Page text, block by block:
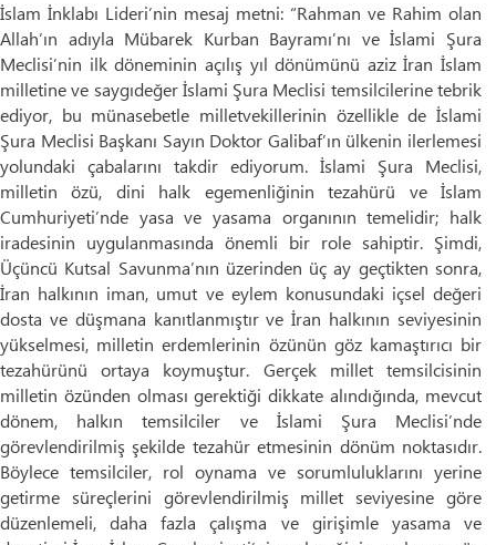
İslam İnklabı Lideri’nin mesaj metni: “Rahman ve Rahim olan
Allah’ın adıyla Mübarek Kurban Bayramı’nı ve İslami Şura
Meclisi’nin ilk döneminin açılış yıl dönümünü aziz İran İslam
milletine ve saygıdeğer İslami Şura Meclisi temsilcilerine tebrik
ediyor, bu münasebetle milletvekillerinin özellikle de İslami
Şura Meclisi Başkanı Sayın Doktor Galibaf’ın ülkenin ilerlemesi
yolundaki çabalarını takdir ediyorum. İslami Şura Meclisi,
milletin özü, dini halk egemenliğinin tezahürü ve İslam
Cumhuriyeti’nde yasa ve yasama organının temelidir; halk
iradesinin uygulanmasında önemli bir role sahiptir. Şimdi,
Üçüncü Kutsal Savunma’nın üzerinden üç ay geçtikten sonra,
İran halkının iman, umut ve eylem konusundaki içsel değeri
dosta ve düşmana kanıtlanmıştır ve İran halkının seviyesinin
yükselmesi, milletin erdemlerinin özünün göz kamaştırıcı bir
tezahürünü ortaya koymuştur. Gerçek millet temsilcisinin
milletin özünden olması gerektiği dikkate alındığında, mevcut
dönem, halkın temsilciler ve İslami Şura Meclisi’nde
görevlendirilmiş şekilde tezahür etmesinin dönüm noktasıdır.
Böylece temsilciler, rol oynama ve sorumluluklarını yerine
getirme süreçlerini görevlendirilmiş millet seviyesine göre
düzenlemeli, daha fazla çalışma ve girişimle yasama ve